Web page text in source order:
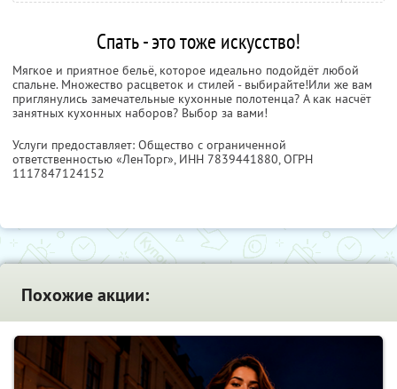
Спать - это тоже искусство!
Мягкое и приятное бельё, которое идеально подойдёт любой
спальне. Множество расцветок и стилей - выбирайте!Или же вам
приглянулись замечательные кухонные полотенца? А как насчёт
занятных кухонных наборов? Выбор за вами!
Услуги предоставляет: Общество с ограниченной
ответственностью «ЛенТорг», ИНН 7839441880, ОГРН
1117847124152
Похожие акции: